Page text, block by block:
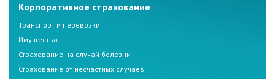
Корпоративное страхование
Транспорт и перевозки
Имущество
Страхование на случай болезни
Страхование от несчастных случаев